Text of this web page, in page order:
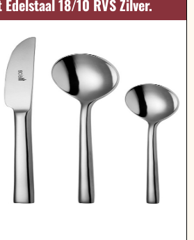
18/10 RVS Zilver.